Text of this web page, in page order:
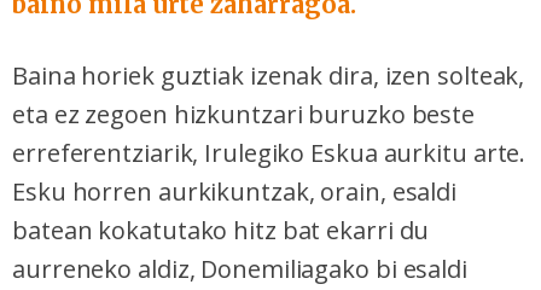
Baina horiek guztiak izenak dira, izen solteak,
eta ez zegoen hizkuntzari buruzko beste
erreferentziarik, Irulegiko Eskua aurkitu arte.
Esku horren aurkikuntzak, orain, esaldi
batean kokatutako hitz bat ekarri du
aurreneko aldiz, Donemiliagako bi esaldi